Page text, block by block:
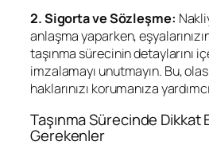
2. Sigorta ve Sözleşme:
anlaşma yaparken,
taşınma sürecinin detaylarını
imzalamayı unutmayın. Bu,
haklarınızı korumanıza
Taşınma Sürecinde Dikkat
Gerekenler